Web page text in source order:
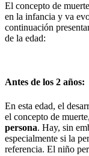
El concepto de
en la infancia y va
continuación
de la edad:
Antes de los 2 años:
En esta edad, el
el concepto de muerte,
persona. Hay, sin
especialmente si la
referencia. El niño